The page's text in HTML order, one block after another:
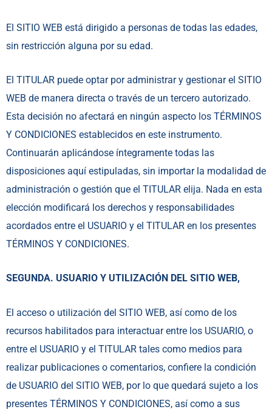
El SITIO WEB está dirigido a personas de todas las edades,
sin restricción alguna por su edad.
El TITULAR puede optar por administrar y gestionar el SITIO
WEB de manera directa o través de un tercero autorizado.
Esta decisión no afectará en ningún aspecto los TÉRMINOS
Y CONDICIONES establecidos en este instrumento.
Continuarán aplicándose íntegramente todas las
disposiciones aquí estipuladas, sin importar la modalidad de
administración o gestión que el TITULAR elija. Nada en esta
elección modificará los derechos y responsabilidades
acordados entre el USUARIO y el TITULAR en los presentes
TÉRMINOS Y CONDICIONES.
SEGUNDA. USUARIO Y UTILIZACIÓN DEL SITIO WEB,
El acceso o utilización del SITIO WEB, así como de los
recursos habilitados para interactuar entre los USUARIO, o
entre el USUARIO y el TITULAR tales como medios para
realizar publicaciones o comentarios, confiere la condición
de USUARIO del SITIO WEB, por lo que quedará sujeto a los
presentes TÉRMINOS Y CONDICIONES, así como a sus